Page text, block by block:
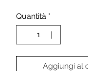
Quantità *
Aggiungi al